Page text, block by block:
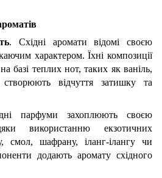
. Східні аромати відомі своєю
характером. Їхні композиції
базі теплих нот, таких як ваніль,
відчуття затишку та
парфуми захоплюють своєю
використанню екзотичних
смол, шафрану, іланг-ілангу чи
додають аромату східного